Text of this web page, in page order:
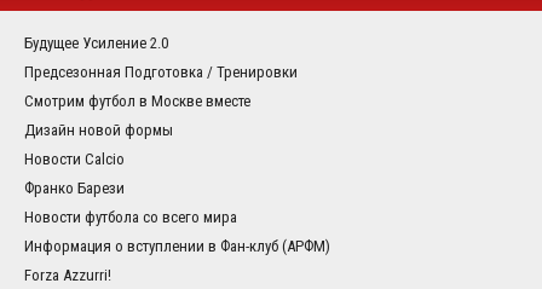
Будущее Усиление 2.0
Предсезонная Подготовка / Тренировки
Смотрим футбол в Москве вместе
Дизайн новой формы
Новости Calcio
Франко Барези
Новости футбола со всего мира
Информация о вступлении в Фан-клуб (АРФМ)
Forza Azzurri!